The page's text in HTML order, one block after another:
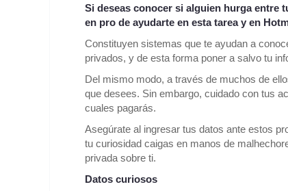
Si deseas conocer si alguien hurga entre
en pro de ayudarte en esta tarea y en
Constituyen sistemas que te ayudan a
privados, y de esta forma poner a salvo tu
Del mismo modo, a través de muchos de
que desees. Sin embargo, cuidado con tus
cuales pagarás.
Asegúrate al ingresar tus datos ante estos
tu curiosidad caigas en manos de
privada sobre ti.
Datos curiosos